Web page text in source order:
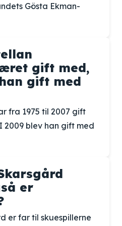
Gösta Ekman-
gift med,
gift med
fra 1975 til 2007 gift
2009 blev han gift med
er
er far til skuespillerne